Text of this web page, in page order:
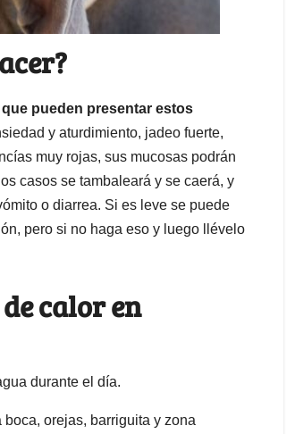
pueden presentar estos
y aturdimiento, jadeo fuerte,
muy rojas, sus mucosas podrán
casos se tambaleará y se caerá, y
o diarrea. Si es leve se puede
pero si no haga eso y luego llévelo
calor en
durante el día.
orejas, barriguita y zona